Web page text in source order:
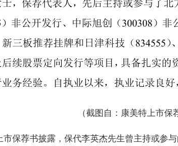
（截图自：康美特上市保
保荐书披露，保代李英杰先生曾主持或参